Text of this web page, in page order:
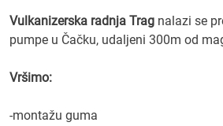
Vulkanizerska radnja Trag nalazi se
pumpe u Čačku, udaljeni 300m od
Vršimo:
-montažu guma